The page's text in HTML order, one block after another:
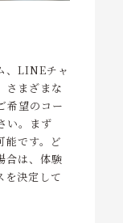
、LINEチャ
さまざまな
希望のコー
い。まず
能です。ど
合は、体験
を決定して